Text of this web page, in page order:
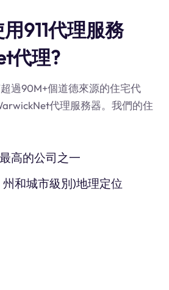
911代理服務
代理?
過90M+個道德來源的住宅代
代理服務器。我們的住
高的公司之一
和城市級別)地理定位